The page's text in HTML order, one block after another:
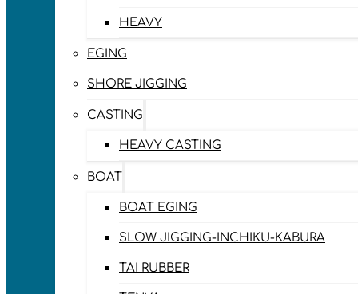
HEAVY
EGING
SHORE JIGGING
CASTING
HEAVY CASTING
BOAT
BOAT EGING
SLOW JIGGING-INCHIKU-KABURA
TAI RUBBER